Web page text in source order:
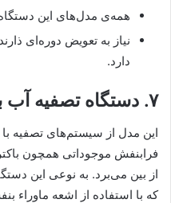
همه‌ی مدل‌های این
نیاز به تعویض دوره‌ای
دارد.
۷. دستگاه تصفیه آب با اشعه فرابنفش
فرابنفش موجوداتی همچون
از بین می‌برد. به نوعی این
که با استفاده از اشعه ماوراء